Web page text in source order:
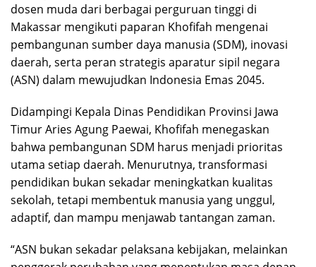
dosen muda dari berbagai perguruan tinggi di
Makassar mengikuti paparan Khofifah mengenai
pembangunan sumber daya manusia (SDM), inovasi
daerah, serta peran strategis aparatur sipil negara
(ASN) dalam mewujudkan Indonesia Emas 2045.
Didampingi Kepala Dinas Pendidikan Provinsi Jawa
Timur Aries Agung Paewai, Khofifah menegaskan
bahwa pembangunan SDM harus menjadi prioritas
utama setiap daerah. Menurutnya, transformasi
pendidikan bukan sekadar meningkatkan kualitas
sekolah, tetapi membentuk manusia yang unggul,
adaptif, dan mampu menjawab tantangan zaman.
“ASN bukan sekadar pelaksana kebijakan, melainkan